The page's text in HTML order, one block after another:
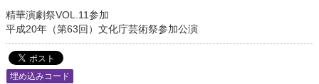
精華演劇祭VOL.11参加
平成20年（第63回）文化庁芸術祭参加公演
埋め込みコード